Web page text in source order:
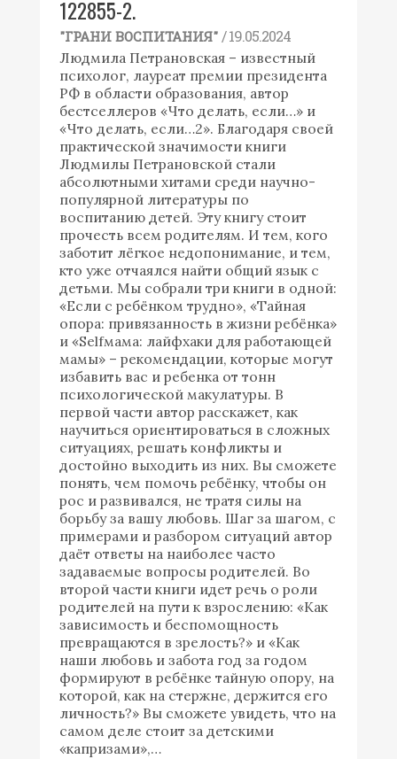
122855-2.
"ГРАНИ ВОСПИТАНИЯ" / 19.05.2024
Людмила Петрановская – известный
психолог, лауреат премии президента
РФ в области образования, автор
бестселлеров «Что делать, если…» и
«Что делать, если…2». Благодаря своей
практической значимости книги
Людмилы Петрановской стали
абсолютными хитами среди научно-
популярной литературы по
воспитанию детей. Эту книгу стоит
прочесть всем родителям. И тем, кого
заботит лёгкое недопонимание, и тем,
кто уже отчаялся найти общий язык с
детьми. Мы собрали три книги в одной:
«Если с ребёнком трудно», «Тайная
опора: привязанность в жизни ребёнка»
и «Selfмама: лайфхаки для работающей
мамы» – рекомендации, которые могут
избавить вас и ребенка от тонн
психологической макулатуры. В
первой части автор расскажет, как
научиться ориентироваться в сложных
ситуациях, решать конфликты и
достойно выходить из них. Вы сможете
понять, чем помочь ребёнку, чтобы он
рос и развивался, не тратя силы на
борьбу за вашу любовь. Шаг за шагом, с
примерами и разбором ситуаций автор
даёт ответы на наиболее часто
задаваемые вопросы родителей. Во
второй части книги идет речь о роли
родителей на пути к взрослению: «Как
зависимость и беспомощность
превращаются в зрелость?» и «Как
наши любовь и забота год за годом
формируют в ребёнке тайную опору, на
которой, как на стержне, держится его
личность?» Вы сможете увидеть, что на
самом деле стоит за детскими
«капризами»,…